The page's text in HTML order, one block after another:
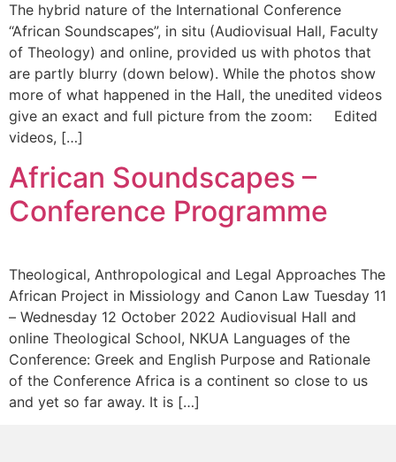
The hybrid nature of the International Conference
“African Soundscapes”, in situ (Audiovisual Hall, Faculty
of Theology) and online, provided us with photos that
are partly blurry (down below). While the photos show
more of what happened in the Hall, the unedited videos
give an exact and full picture from the zoom: Edited
videos, […]
African Soundscapes –
Conference Programme
Theological, Anthropological and Legal Approaches The
African Project in Missiology and Canon Law Tuesday 11
– Wednesday 12 October 2022 Audiovisual Hall and
online Theological School, NKUA Languages of the
Conference: Greek and English Purpose and Rationale
of the Conference Africa is a continent so close to us
and yet so far away. It is […]